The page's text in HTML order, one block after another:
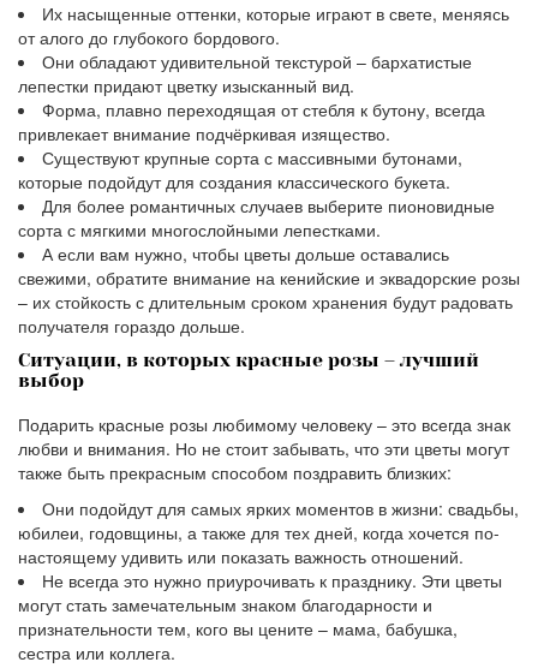
Их насыщенные оттенки, которые играют в свете, меняясь
от алого до глубокого бордового.
Они обладают удивительной текстурой – бархатистые
лепестки придают цветку изысканный вид.
Форма, плавно переходящая от стебля к бутону, всегда
привлекает внимание подчёркивая изящество.
Существуют крупные сорта с массивными бутонами,
которые подойдут для создания классического букета.
Для более романтичных случаев выберите пионовидные
сорта с мягкими многослойными лепестками.
А если вам нужно, чтобы цветы дольше оставались
свежими, обратите внимание на кенийские и эквадорские розы
– их стойкость с длительным сроком хранения будут радовать
получателя гораздо дольше.
Ситуации, в которых красные розы – лучший
выбор
Подарить красные розы любимому человеку – это всегда знак
любви и внимания. Но не стоит забывать, что эти цветы могут
также быть прекрасным способом поздравить близких:
Они подойдут для самых ярких моментов в жизни: свадьбы,
юбилеи, годовщины, а также для тех дней, когда хочется по-
настоящему удивить или показать важность отношений.
Не всегда это нужно приурочивать к празднику. Эти цветы
могут стать замечательным знаком благодарности и
признательности тем, кого вы цените – мама, бабушка,
сестра или коллега.